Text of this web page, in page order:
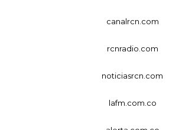
canalrcn.com
rcnradio.com
noticiasrcn.com
lafm.com.co